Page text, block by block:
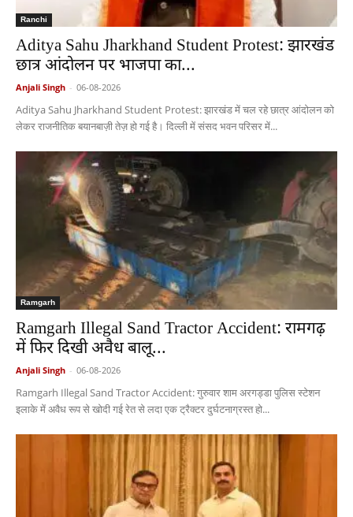
Ranchi
Aditya Sahu Jharkhand Student Protest: झारखंड
छात्र आंदोलन पर भाजपा का...
Anjali Singh - 06-08-2026
Aditya Sahu Jharkhand Student Protest: झारखंड में चल रहे छात्र आंदोलन को
लेकर राजनीतिक बयानबाज़ी तेज़ हो गई है। दिल्ली में संसद भवन परिसर में...
Ramgarh
Ramgarh Illegal Sand Tractor Accident: रामगढ़
में फिर दिखी अवैध बालू...
Anjali Singh - 06-08-2026
Ramgarh Illegal Sand Tractor Accident: गुरुवार शाम अरगड्डा पुलिस स्टेशन
इलाके में अवैध रूप से खोदी गई रेत से लदा एक ट्रैक्टर दुर्घटनाग्रस्त हो...